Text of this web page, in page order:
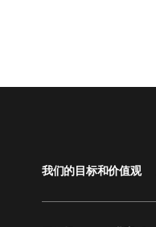
我们的目标和价值观